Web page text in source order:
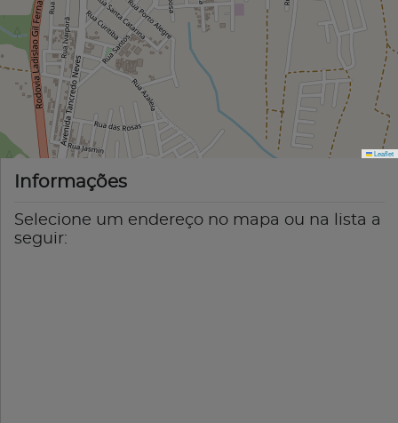
Leaflet
Informações
Selecione um endereço no mapa ou na lista a
seguir: